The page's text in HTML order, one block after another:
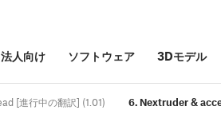
法人向け ソフトウェア 3Dモデル
[進行中の翻訳] (1.01) 6. Nextruder &